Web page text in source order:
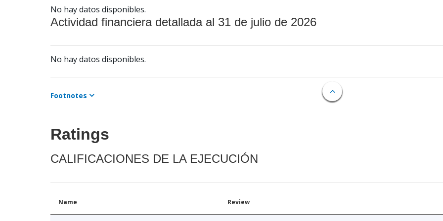
No hay datos disponibles.
Actividad financiera detallada al 31 de julio de 2026
No hay datos disponibles.
Footnotes
Ratings
CALIFICACIONES DE LA EJECUCIÓN
Name Review